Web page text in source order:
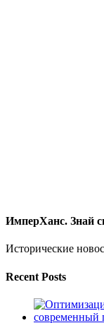
ИмперХанс. Знай
Исторические
Recent Posts